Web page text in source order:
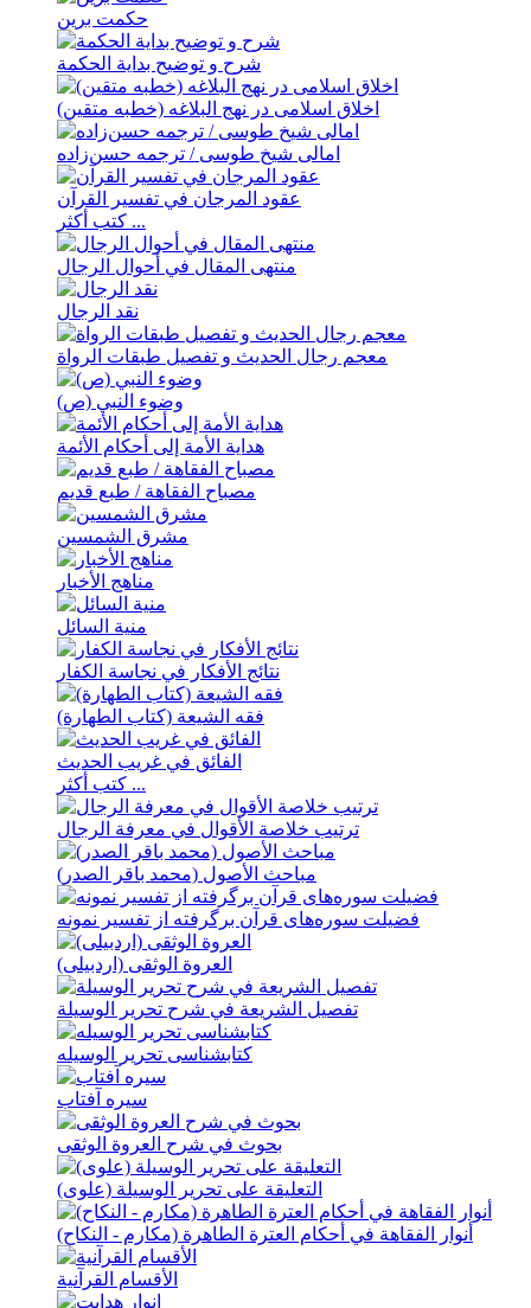
حکمت برین
شرح و توضیح بدایة الحکمة
اخلاق اسلامی در نهج البلاغه (خطبه متقین)
امالی شیخ طوسی / ترجمه حسن‌زاده
عقود المرجان في تفسیر القرآن
كتب أكثر ...
منتهی المقال في أحوال الرجال
نقد الرجال
معجم رجال الحدیث و تفصیل طبقات الرواة
وضوء النبي (ص)
هدایة الأمة إلی أحکام الأئمة
مصباح الفقاهة / طبع قدیم
مشرق الشمسین
مناهج الأخبار
منیة السائل
نتائج الأفکار في نجاسة الکفار
فقه الشیعة (کتاب الطهارة)
الفائق في غريب الحديث
كتب أكثر ...
ترتيب خلاصة الأقوال في معرفة الرجال
مباحث الأصول (محمد باقر الصدر)
فضيلت سوره‌های قرآن برگرفته از تفسير نمونه
العروة الوثقی (اردبيلی)
تفصیل الشریعة في شرح تحریر الوسیلة
کتابشناسی تحریر الوسیله
سيره آفتاب
بحوث في شرح العروة الوثقی
التعلیقة علی تحریر الوسیلة (علوی)
أنوار الفقاهة في أحکام العترة الطاهرة (مکارم - النکاح)
الأقسام القرآنية